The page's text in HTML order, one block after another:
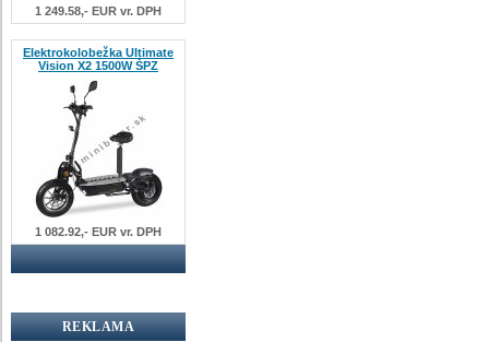
1 249.58,- EUR vr. DPH
Elektrokolobežka Ultimate
Vision X2 1500W ŠPZ
1 082.92,- EUR vr. DPH
REKLAMA